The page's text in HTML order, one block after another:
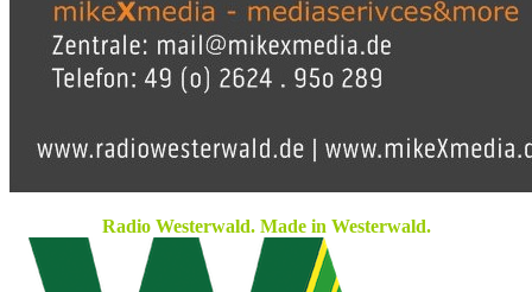
Radio Westerwald. Made in Westerwald.